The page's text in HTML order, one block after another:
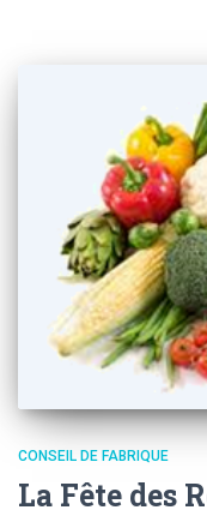
CONSEIL DE FABRIQUE
La Fête des